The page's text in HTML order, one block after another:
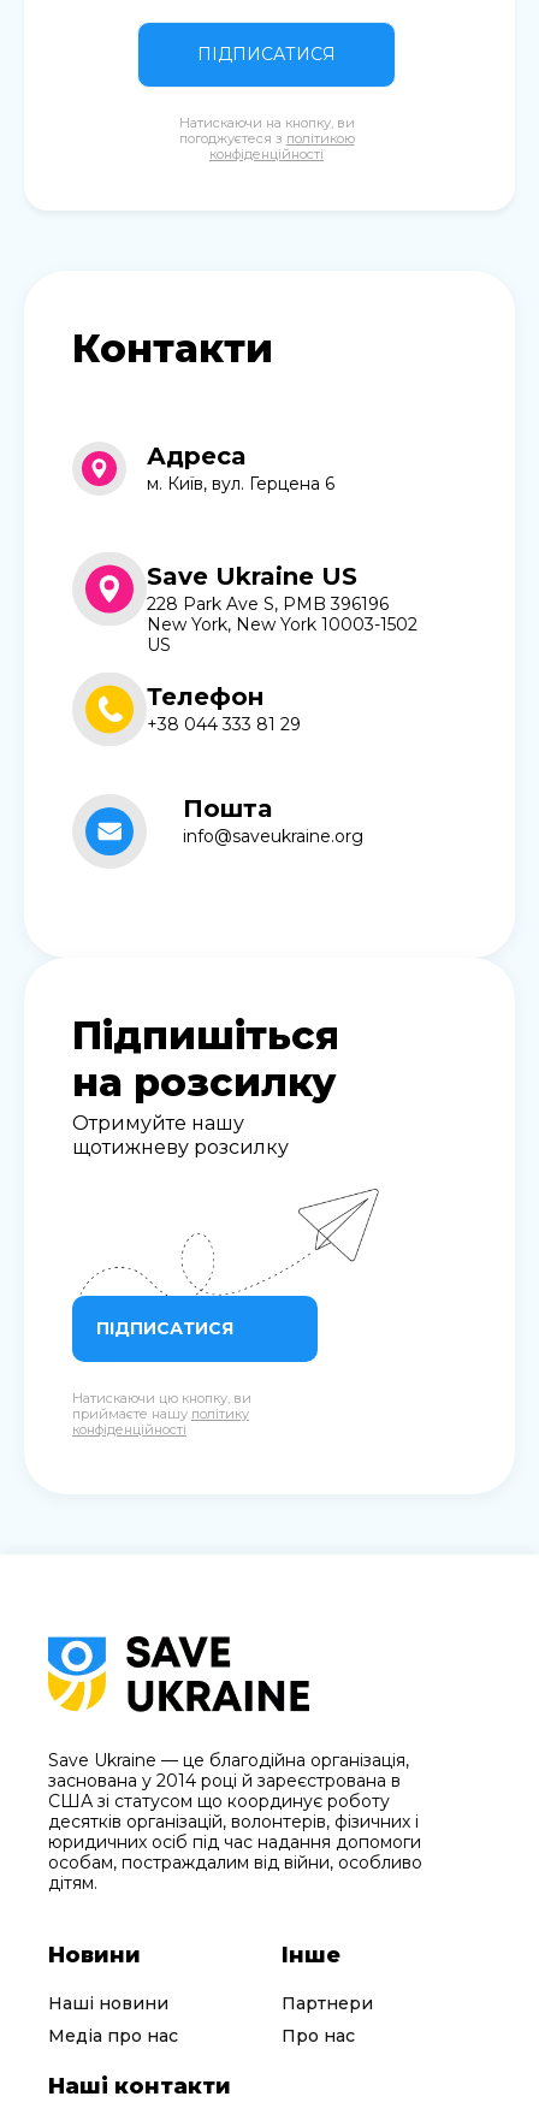
ПІДПИСАТИСЯ
Натискаючи на кнопку, ви
погоджуєтеся з політикою
конфіденційності
Контакти
Адреса
м. Київ, вул. Герцена 6
Save Ukraine US
228 Park Ave S, PMB 396196
New York, New York 10003-1502
US
Телефон
+38 044 333 81 29
Пошта
info@saveukraine.org
Підпишіться
на розсилку
Отримуйте нашу
щотижневу розсилку
ПІДПИСАТИСЯ
Натискаючи цю кнопку, ви
приймаєте нашу політику
конфіденційності
Save Ukraine — це благодійна організація,
заснована у 2014 році й зареєстрована в
США зі статусом що координує роботу
десятків організацій, волонтерів, фізичних і
юридичних осіб під час надання допомоги
особам, постраждалим від війни, особливо
дітям.
Новини
Наші новини
Медіа про нас
Інше
Партнери
Про нас
Наші контакти